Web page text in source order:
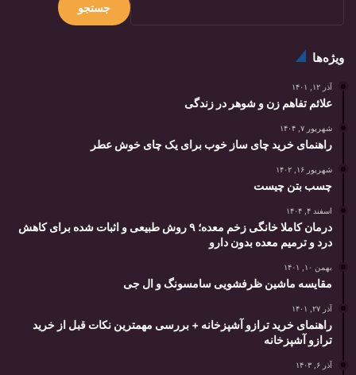
جستجو
ویژه‌ها
آذر ۱۲, ۱۴۰۱
علائم تفاهم زن و شوهر در زندگی
شهریور ۷, ۱۴۰۴
راهنمای خرید چای ساز خوب برای یک چای خوش عطر
شهریور ۱۶, ۱۴۰۲
چسب بتن چیست
اسفند ۴, ۱۴۰۴
درمان کاملا خانگی زخم معده؛ ۹ روش طبیعی و اثبات شده برای کاهش
درد و ترمیم معده بدون دارو
بهمن ۱۰, ۱۴۰۱
مقایسه ماشین ظرفشویی سامسونگ و ال جی
آذر ۲۷, ۱۴۰۱
راهنمای خرید ترازو آشپزخانه + بررسی مهمترین نکات قبل از خرید
ترازو آشپزخانه
آذر ۶, ۱۴۰۳